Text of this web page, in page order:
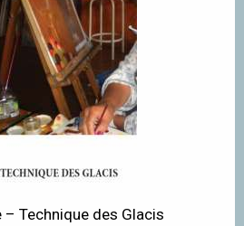
– Technique des Glacis